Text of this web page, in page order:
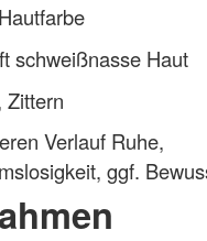
schweißnasse Haut
Zittern
Verlauf Ruhe,
ggf.